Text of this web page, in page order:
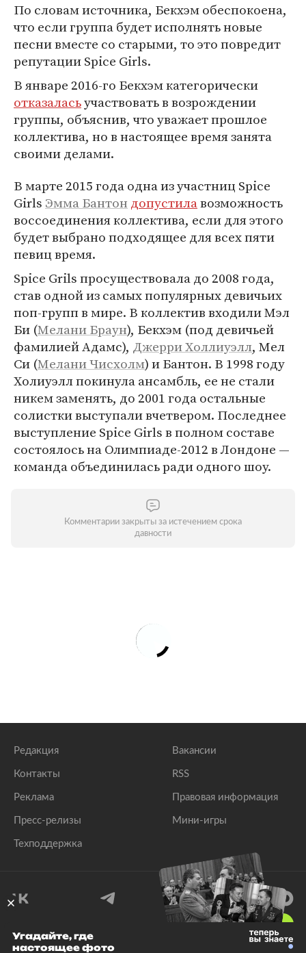
По словам источника, Бекхэм обеспокоена,
что если группа будет исполнять новые
песни вместе со старыми, то это повредит
репутации Spice Girls.
В январе 2016-го Бекхэм категорически
отказаласьучаствовать в возрождении
группы, объяснив, что уважает прошлое
коллектива, но в настоящее время занята
своими делами.
В марте 2015 года одна из участниц Spice
Girls Эмма Бантон допустилавозможность
воссоединения коллектива, если для этого
будет выбрано подходящее для всех пяти
певиц время.
Spice Grils просуществовала до 2008 года,
став одной из самых популярных девичьих
поп-групп в мире. В коллектив входили Мэл
Би (Мелани Браун), Бекхэм (под девичьей
фамилией Адамс), Джерри Холлиуэлл, Мел
Си (Мелани Чисхолм) и Бантон. В 1998 году
Холиуэлл покинула ансамбль, ее не стали
никем заменять, до 2001 года остальные
солистки выступали вчетвером. Последнее
выступление Spice Girls в полном составе
состоялось на Олимпиаде-2012 в Лондоне —
команда объединилась ради одного шоу.
Комментарии закрыты за истечением срока
давности
Редакция
Контакты
Реклама
Пресс-релизы
Техподдержка
Вакансии
RSS
Правовая информация
Мини-игры
© 1999–2026 Все права защищены.
Угадайте, где
настоящее фото